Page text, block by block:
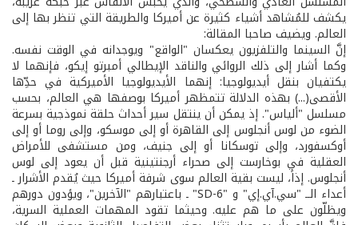
يكشف للمُشاهد أشياء كثيرة عن أميركا والطريقة التي تنظر بها إلى
العالم. ويضيف صاحبا المقالة:
إنَّ السينما والتلفزيون يعكسان "الواقع" ويوجدانه في الوقت نفسه.
وكما أشار إلى ذلك الروائي والناقد الإيطالي أمبرتو إيكو، فإنهما لا
يكتفيان بنقل أيديولوجيا: إنهما الأيديولوجيا الأميركية في حدِّها
الأقصى(...) بهذه الدلالة تتمظهر أميركا بوصفها هي العالم، بحسب
مسلسل "ألياس". إذ يمكن أن ينتقل سير أحداث حلقة نموذجية بسرعة
الضوء من لوس أنجلوس إلى القاهرة أو إلى موسكو، وإلى روما أو إلى
أوكسفورد، وإلى توسكانا أو إلى جنيف، ومن مستشفى للأمراض
العقلية في بوخارست إلى صحراء أرجنتينية قبل أن يعود إلى لوس
أنجلوس. إذاً، ليست بقية العالم سوى شرفة أميركا حيث يُقدم الأشرار ـ
أعداء الــ "سي.آي.إي" و "SD-6" ـ باعتبارهم "الآخرين"، ويؤدون دورهم
ويظلّون على ما هم عليه. وحيثما تقود المهمات العملية السرية،